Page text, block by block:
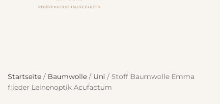
Startseite / Baumwolle / Uni / Stoff Baumwolle Emma
flieder Leinenoptik Acufactum